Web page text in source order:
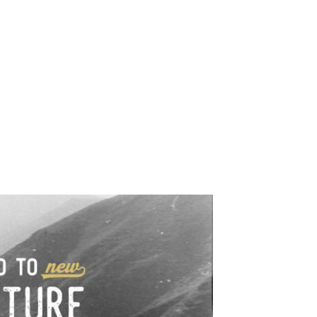
Mapy,